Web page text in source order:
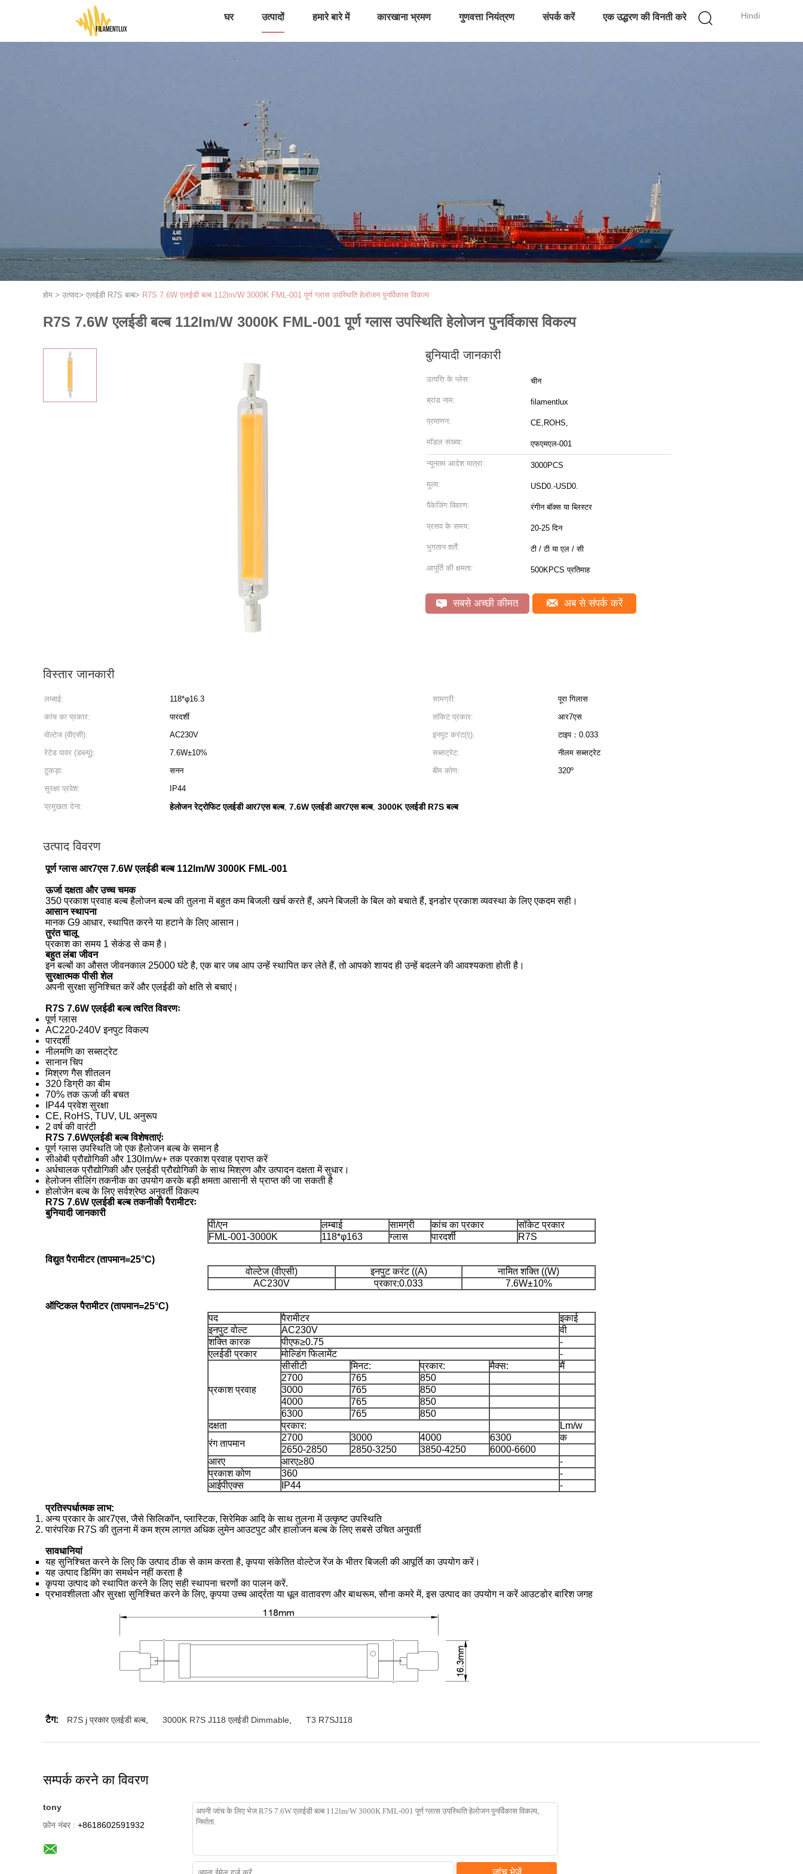
Hindi
घर उत्पादों हमारे बारे में कारखाना भ्रमण गुणवत्ता नियंत्रण संपर्क करें एक उद्धरण की विनती करे
होम > उत्पाद> एलईडी R7S बल्ब> R7S 7.6W एलईडी बल्ब 112lm/W 3000K FML-001 पूर्ण ग्लास उपस्थिति हेलोजन पुनर्विकास विकल्प
R7S 7.6W एलईडी बल्ब 112lm/W 3000K FML-001 पूर्ण ग्लास उपस्थिति हेलोजन पुनर्विकास विकल्प
बुनियादी जानकारी
उत्पत्ति के प्लेस: चीन
ब्रांड नाम: filamentlux
प्रमाणन: CE,ROHS,
मॉडल संख्या: एफएमएल-001
न्यूनतम आदेश मात्रा: 3000PCS
मूल्य: USD0.-USD0.
पैकेजिंग विवरण: रंगीन बॉक्स या ब्लिस्टर
प्रसव के समय: 20-25 दिन
भुगतान शर्तें: टी / टी या एल / सी
आपूर्ति की क्षमता: 500KPCS प्रतिमाह
सबसे अच्छी कीमत अब से संपर्क करें
विस्तार जानकारी
लम्बाई: 118*φ16.3 सामग्री:
पूरा गिलास
कांच का प्रकार:
पारदर्शी सॉकेट प्रकार:
आर7एस
वोल्टेज (वीएसी):
AC230V इनपुट करंट(ए):
टाइप：0.033
रेटेड पावर (डब्ल्यू):
7.6W±10% सब्सट्रेट:
नीलम सब्सट्रेट
टुकड़ा:
सनन बीम कोण:
320º
सुरक्षा प्रवेश:
IP44
प्रमुखता देना:
हेलोजन रेट्रोफिट एलईडी आर7एस बल्ब, 7.6W एलईडी आर7एस बल्ब, 3000K एलईडी R7S बल्ब
उत्पाद विवरण
पूर्ण ग्लास आर7एस 7.6W एलईडी बल्ब 112lm/W 3000K FML-001
ऊर्जा दक्षता और उच्च चमक
350 प्रकाश प्रवाह बल्ब हैलोजन बल्ब की तुलना में बहुत कम बिजली खर्च करते हैं, अपने बिजली के बिल को बचाते हैं, इनडोर प्रकाश व्यवस्था के लिए एकदम सही।
आसान स्थापना
मानक G9 आधार, स्थापित करने या हटाने के लिए आसान।
तुरंत चालू
प्रकाश का समय 1 सेकंड से कम है।
बहुत लंबा जीवन
इन बल्बों का औसत जीवनकाल 25000 घंटे है, एक बार जब आप उन्हें स्थापित कर लेते हैं, तो आपको शायद ही उन्हें बदलने की आवश्यकता होती है।
सुरक्षात्मक पीसी शेल
अपनी सुरक्षा सुनिश्चित करें और एलईडी को क्षति से बचाएं।
R7S 7.6W एलईडी बल्ब त्वरित विवरणः
पूर्ण ग्लास
AC220-240V इनपुट विकल्प
पारदर्शी
नीलमणि का सब्सट्रेट
सानान चिप
मिश्रण गैस शीतलन
320 डिग्री का बीम
70% तक ऊर्जा की बचत
IP44 प्रवेश सुरक्षा
CE, RoHS, TUV, UL अनुरूप
2 वर्ष की वारंटी
R7S 7.6Wएलईडी बल्ब विशेषताएंः
पूर्ण ग्लास उपस्थिति जो एक हैलोजन बल्ब के समान है
सीओबी प्रौद्योगिकी और 130lm/w+ तक प्रकाश प्रवाह प्राप्त करें
अर्धचालक प्रौद्योगिकी और एलईडी प्रौद्योगिकी के साथ मिश्रण और उत्पादन दक्षता में सुधार।
हेलोजन सीलिंग तकनीक का उपयोग करके बड़ी क्षमता आसानी से प्राप्त की जा सकती है
होलोजेन बल्ब के लिए सर्वश्रेष्ठ अनुवर्ती विकल्प
R7S 7.6W एलईडी बल्ब तकनीकी पैरामीटरः
बुनियादी जानकारी
पी/एन
लम्बाई सामग्री कांच का प्रकार
सॉकेट प्रकार
FML-001-3000K
118*φ163 ग्लास पारदर्शी R7S
विद्युत पैरामीटर (तापमान=25°C)
वोल्टेज (वीएसी)
इनपुट करंट ((A)
नामित शक्ति ((W)
AC230V
प्रकार:0.033 7.6W±10%
ऑप्टिकल पैरामीटर (तापमान=25°C)
पद
पैरामीटर
इकाई
इनपुट वोल्ट
AC230V
वी
शक्ति कारक
पीएफ≥0.75
-
एलईडी प्रकार
मोल्डिंग फिलामेंट -
प्रकाश प्रवाह
सीसीटी मिनट: प्रकार: मैक्स:
मैं
2700
765
850
3000
765
850
4000
765
850
6300
765
850
दक्षता
प्रकार:
Lm/w
रंग तापमान
2700 3000 4000 6300
क
2650-2850
2850-3250 3850-4250
6000-6600
आरए
आरए≥80
-
प्रकाश कोण
360
-
आईपीएक्स
IP44 -
प्रतिस्पर्धात्मक लाभ:
अन्य प्रकार के आर7एस, जैसे सिलिकॉन, प्लास्टिक, सिरेमिक आदि के साथ तुलना में उत्कृष्ट उपस्थिति
पारंपरिक R7S की तुलना में कम श्रम लागत अधिक लुमेन आउटपुट और हालोजन बल्ब के लिए सबसे उचित अनुवर्ती
सावधानियां
यह सुनिश्चित करने के लिए कि उत्पाद ठीक से काम करता है, कृपया संकेतित वोल्टेज रेंज के भीतर बिजली की आपूर्ति का उपयोग करें।
यह उत्पाद डिमिंग का समर्थन नहीं करता है
कृपया उत्पाद को स्थापित करने के लिए सही स्थापना चरणों का पालन करें.
प्रभावशीलता और सुरक्षा सुनिश्चित करने के लिए, कृपया उच्च आर्द्रता या धूल वातावरण और बाथरूम, सौना कमरे में, इस उत्पाद का उपयोग न करें आउटडोर बारिश जगह
टैग: R7S j प्रकार एलईडी बल्ब 3000K R7S J118 एलईडी Dimmable T3 R7SJ118
सम्पर्क करने का विवरण
tony
फ़ोन नंबर : +8618602591932
जांच भेजें